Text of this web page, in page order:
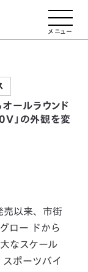
ールラウンド
」の外観を変
以来、市街
ロー ドから
なスケール
ポーツバイ